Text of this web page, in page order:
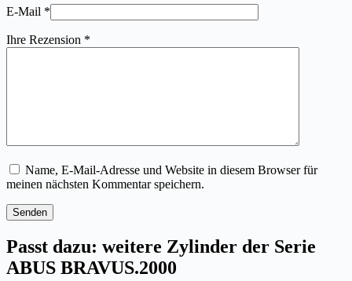
E-Mail *
Ihre Rezension *
Name, E-Mail-Adresse und Website in diesem Browser für
meinen nächsten Kommentar speichern.
Senden
Passt dazu: weitere Zylinder der Serie
ABUS BRAVUS.2000